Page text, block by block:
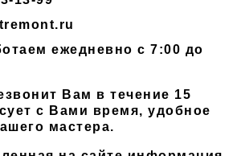
ежедневно c 7:00 до
Вам в течение 15
с Вами время, удобное
мастера.